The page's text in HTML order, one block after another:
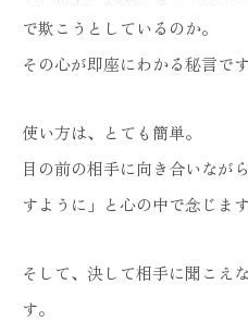
で欺こうとしているのか。
その心が即座にわかる秘言です
使い方は、とても簡単。
目の前の相手に向き合いなが
すように」と心の中で念じます
そして、決して相手に聞こえ
す。